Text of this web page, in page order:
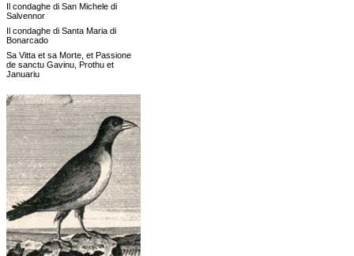
Il condaghe di San Michele di
Salvennor
Il condaghe di Santa Maria di
Bonarcado
Sa Vitta et sa Morte, et Passione
de sanctu Gavinu, Prothu et
Januariu